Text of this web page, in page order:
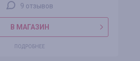
9 отзывов
В МАГАЗИН
ПОДРОБНЕЕ